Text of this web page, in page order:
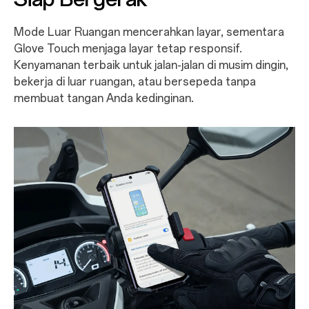
Mode Luar Ruangan mencerahkan layar, sementara
Glove Touch menjaga layar tetap responsif.
Kenyamanan terbaik untuk jalan-jalan di musim dingin,
bekerja di luar ruangan, atau bersepeda tanpa
membuat tangan Anda kedinginan.